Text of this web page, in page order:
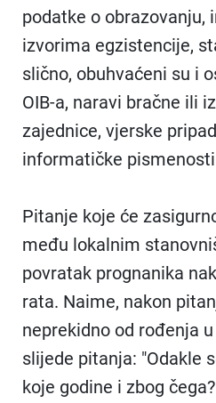
podatke o obrazovanju,
izvorima egzistencije,
slično, obuhvaćeni su i
OIB-a, naravi bračne ili
zajednice, vjerske
informatičke
Pitanje koje će
među lokalnim
povratak prognanika
rata. Naime, nakon
neprekidno od rođenja
slijede pitanja: "Odakle
koje godine i zbog